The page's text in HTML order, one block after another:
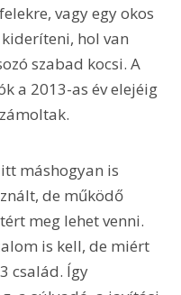
vagy egy okos
hol van
szabad kocsi. A
a 2013-as év elejéig
máshogyan is
de működő
meg lehet venni.
is kell, de miért
család. Így